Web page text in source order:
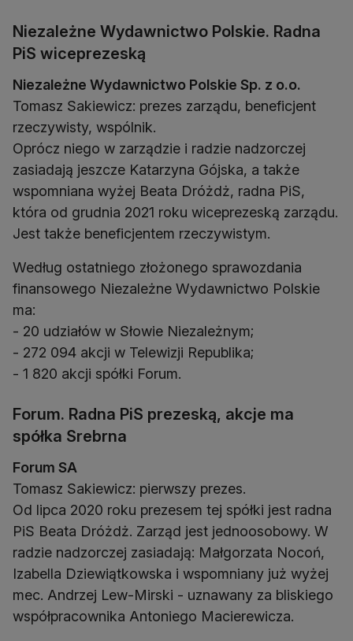
Niezależne Wydawnictwo Polskie. Radna
PiS wiceprezeską
Niezależne Wydawnictwo Polskie Sp. z o.o.
Tomasz Sakiewicz: prezes zarządu, beneficjent
rzeczywisty, wspólnik.
Oprócz niego w zarządzie i radzie nadzorczej
zasiadają jeszcze Katarzyna Gójska, a także
wspomniana wyżej Beata Dróżdż, radna PiS,
która od grudnia 2021 roku wiceprezeską zarządu.
Jest także beneficjentem rzeczywistym.
Według ostatniego złożonego sprawozdania
finansowego Niezależne Wydawnictwo Polskie
ma:
- 20 udziałów w Słowie Niezależnym;
- 272 094 akcji w Telewizji Republika;
- 1 820 akcji spółki Forum.
Forum. Radna PiS prezeską, akcje ma
spółka Srebrna
Forum SA
Tomasz Sakiewicz: pierwszy prezes.
Od lipca 2020 roku prezesem tej spółki jest radna
PiS Beata Dróżdż. Zarząd jest jednoosobowy. W
radzie nadzorczej zasiadają: Małgorzata Nocoń,
Izabella Dziewiątkowska i wspomniany już wyżej
mec. Andrzej Lew-Mirski - uznawany za bliskiego
współpracownika Antoniego Macierewicza.